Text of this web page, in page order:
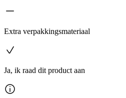
Extra verpakkingsmateriaal
Ja, ik raad dit product aan